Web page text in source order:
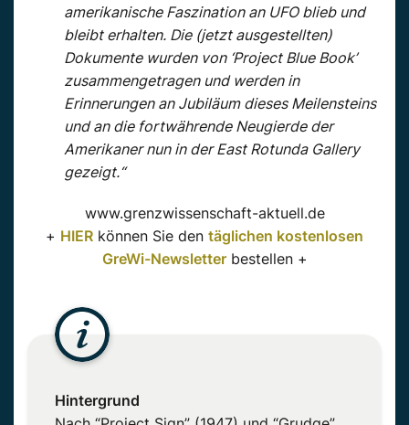
amerikanische Faszination an UFO blieb und
bleibt erhalten. Die (jetzt ausgestellten)
Dokumente wurden von ‘Project Blue Book’
zusammengetragen und werden in
Erinnerungen an Jubiläum dieses Meilensteins
und an die fortwährende Neugierde der
Amerikaner nun in der East Rotunda Gallery
gezeigt.“
www.grenzwissenschaft-aktuell.de
+ HIER können Sie den täglichen kostenlosen
GreWi-Newsletterbestellen +
Hintergrund